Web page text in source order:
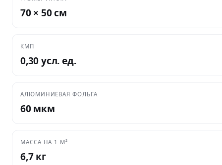
70 × 50 см
КМП
0,30 усл. ед.
АЛЮМИНИЕВАЯ ФОЛЬГА
60 мкм
МАССА НА 1 М²
6,7 кг